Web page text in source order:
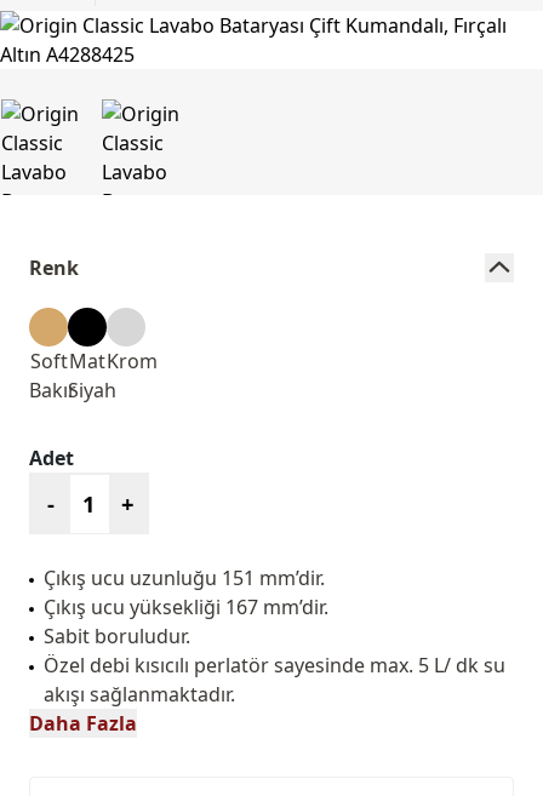
Renk
Soft
Bakır
Mat
Siyah
Krom
Adet
- +
Çıkış ucu uzunluğu 151 mm’dir.
Çıkış ucu yüksekliği 167 mm’dir.
Sabit boruludur.
Özel debi kısıcılı perlatör sayesinde max. 5 L/ dk su
akışı sağlanmaktadır.
Daha Fazla